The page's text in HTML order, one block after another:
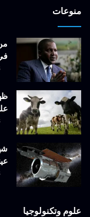
منوعات
علوم وتكنولوجيا